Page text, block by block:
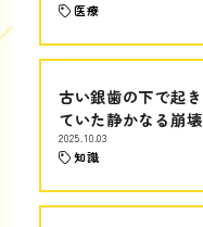
医療
古い銀歯の下で起き
ていた静かなる崩壊
2025.10.03
知識